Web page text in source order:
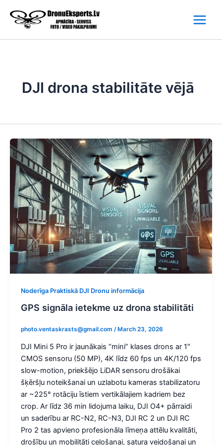
content
DJI drona stabilitāte vējā
Noderīga Praktiskā DJI Dronu informācija
GPS signāla ietekme uz drona stabilitāti
photo.ventaskrasts@gmail.com / March 23, 2026
DJI Mini 5 Pro ir jaunākais “mini” klases drons ar 1″
CMOS sensoru (50 MP), 4K līdz 60 fps un 4K/120 fps
slow-motion, priekšējo LiDAR sensoru drošākai
šķēršļu noteikšanai un uzlabotu kameras stabilizatoru
ar ~225° rotāciju īstiem vertikālajiem kadriem bez
crop. Ar līdz 36 min lidojuma laiku, DJI O4+ pārraidi
un saderību ar RC-N2, RC-N3, DJI RC 2 un DJI RC
Pro 2 tas apvieno profesionāla līmeņa attēlu kvalitāti,
drošību un mobilitāti ceļošanai, satura veidošanai un